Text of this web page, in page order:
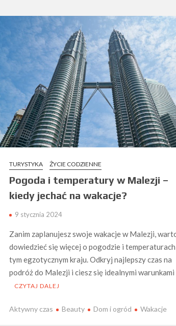
TURYSTYKA ŻYCIE CODZIENNE
Pogoda i temperatury w Malezji –
kiedy jechać na wakacje?
9 stycznia 2024
Zanim zaplanujesz swoje wakacje w Malezji,
dowiedzieć się więcej o pogodzie i
tym egzotycznym kraju. Odkryj najlepszy czas na
podróż do Malezji i ciesz się idealnymi
CZYTAJ DALEJ
Aktywny czas Beauty Dom i ogród Wakacje